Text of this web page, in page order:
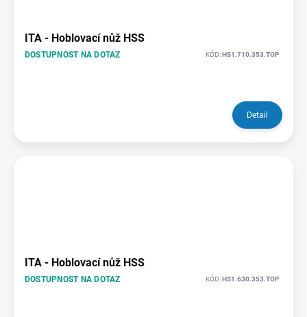
ITA - Hoblovací nůž HSS
DOSTUPNOST NA DOTAZ KÓD:HS1.710.353.TOP
Detail
ITA - Hoblovací nůž HSS
DOSTUPNOST NA DOTAZ KÓD:HS1.630.353.TOP